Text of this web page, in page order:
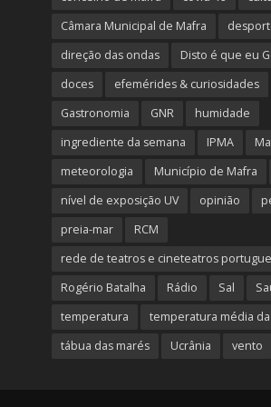
Câmara Municipal de Mafra
direção das ondas
Disto é que eu
doces
efemérides & curiosidades
Gastronomia
GNR
humidade
ingrediente da semana
IPMA
meteorologia
Município de Mafra
nível de exposição UV
opinião
preia-mar
RCM
rede de teatros e cineteatros
Rogério Batalha
Rádio Sal
temperatura
temperatura média da
tábua das marés
Ucrânia vento